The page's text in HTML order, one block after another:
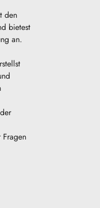
den
bietest
an.
Fragen